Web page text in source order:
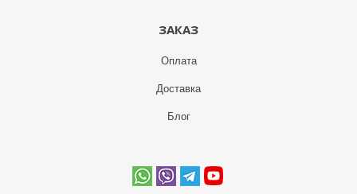
ЗАКАЗ
Оплата
Доставка
Блог